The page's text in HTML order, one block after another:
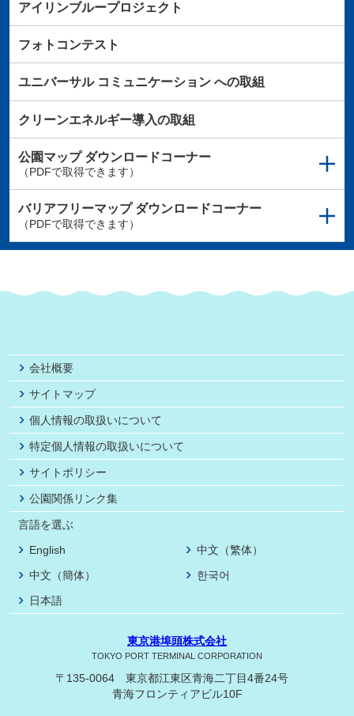
アイリンブループロジェクト
フォトコンテスト
ユニバーサルコミュニケーションへの取組
クリーンエネルギー導入の取組
公園マップダウンロードコーナー
（PDFで取得できます）
バリアフリーマップダウンロードコーナー
（PDFで取得できます）
会社概要
サイトマップ
個人情報の取扱いについて
特定個人情報の取扱いについて
サイトポリシー
公園関係リンク集
言語を選ぶ
English
中文（繁体）
中文（簡体）
한국어
日本語
東京港埠頭株式会社
TOKYO PORT TERMINAL CORPORATION
〒135-0064 東京都江東区青海二丁目4番24号
青海フロンティアビル10F